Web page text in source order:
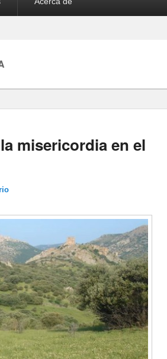
misericordia en el